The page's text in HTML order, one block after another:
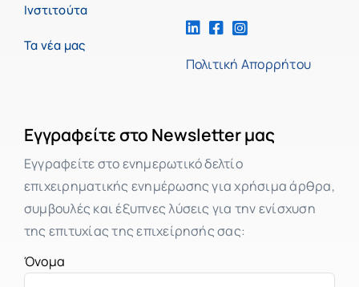
Ινστιτούτα
Τα νέα μας
Πολιτική Απορρήτου
Εγγραφείτε στο Newsletter μας
Εγγραφείτε στο ενημερωτικό δελτίο
επιχειρηματικής ενημέρωσης για χρήσιμα άρθρα,
συμβουλές και έξυπνες λύσεις για την ενίσχυση
της επιτυχίας της επιχείρησής σας:
Όνομα